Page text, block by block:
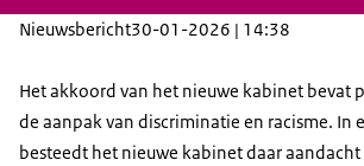
Nieuwsbericht30-01-2026 | 14:38
Het akkoord van het nieuwe kabinet bevat
de aanpak van discriminatie en racisme. In
besteedt het nieuwe kabinet daar aandacht